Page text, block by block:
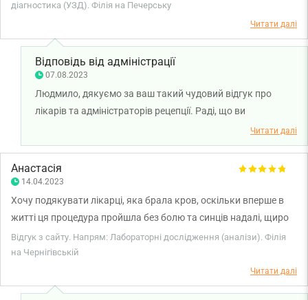
висококваліфікованих лікарів, рекомендоване ними
апаратурне обстеження та здати всі аналізи. Того ж дня я
поверталася додому дещо стомленою, але щасливою -
жахливий висновок не підтвердився, а на руках була "дорожня
карта" вивірених лікарями всіх моїх подальших дій, необхідних
для мого здоров'я. Дякую всім працівникам Центру, з якими я
зустрілася, за увагу до мене: адміністратору, дівчатам на
рецепції, лаборантам, лікарям, хірургам, особливо Зеленській
Марині Володимирівні, Бавикіну Євгену Миколайовичу,
Єщенко Олені Григорівні, Лесику Василю Петровичу, Сисоєву
Валерію Васильовичу, Стельмаху Назару Аладдіновичу.
Здоров'я, успіху і процвітання вам, вашому Центру та всім
вашим пацієнтам.
діагностика (УЗД). Філія на Печерську
Читати далі
Відповідь від адміністрації
07.08.2023
Людмило, дякуємо за ваш такий чудовий відгук про
лікарів та адміністраторів рецепції. Раді, що ви
задоволені візитом у клініку та вирішили свої питання.
Бажаємо міцного здоров'я!
Читати далі
Анастасія
14.04.2023
Хочу подякувати лікарці, яка брала кров, оскільки вперше в
житті ця процедура пройшла без болю та синців надалі, щиро
вдячна!
Відгук з сайту. Напрям: Лабораторні дослідження (аналізи). Філія
на Чернігівській
Читати далі